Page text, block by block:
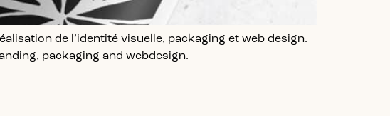
de l’identité visuelle, packaging et web design.
packaging and webdesign.